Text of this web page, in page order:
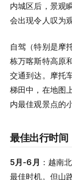
内城区后，景观
会出现令人叹为
自驾（特别是摩
栋万喀斯特高原
交通到达。摩托
梯田中，在地图
内最佳观景点的
最佳出行时间
5月-6月 ：越南
最佳时机。但山